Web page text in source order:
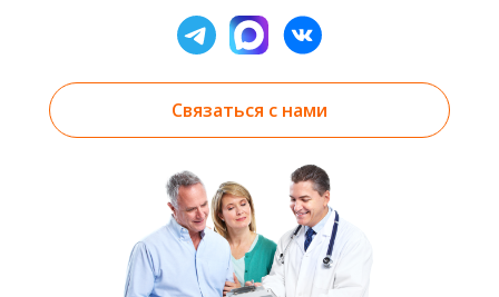
Связаться с нами